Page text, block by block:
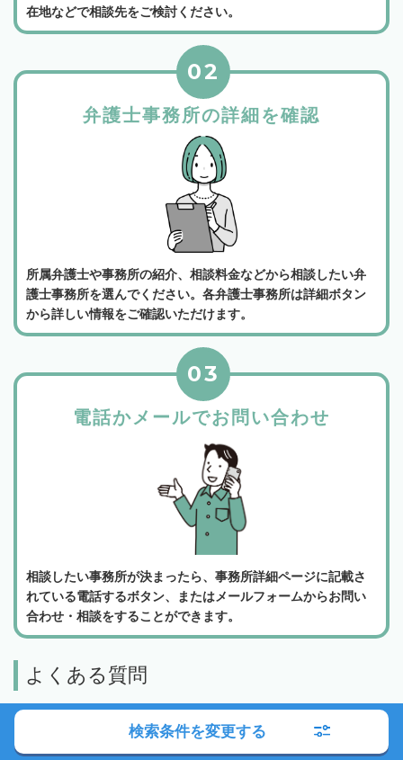
在地などで相談先をご検討ください。
弁護士事務所の詳細を確認
02
所属弁護士や事務所の紹介、相談料金などから相談したい弁
護士事務所を選んでください。各弁護士事務所は詳細ボタン
から詳しい情報をご確認いただけます。
電話かメールでお問い合わせ
03
相談したい事務所が決まったら、事務所詳細ページに記載さ
れている電話するボタン、またはメールフォームからお問い
合わせ・相談をすることができます。
よくある質問
相続会議の利用は無料でしょうか？
検索条件を変更する